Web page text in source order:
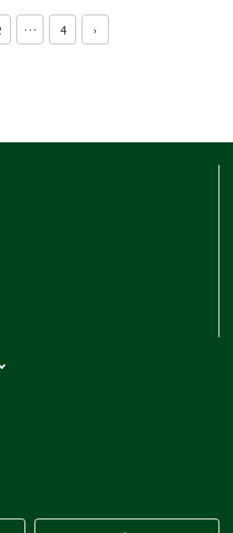
… 4 ›